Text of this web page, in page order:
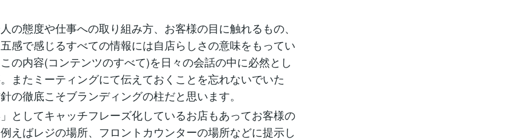
の態度や仕事への取り組み方、お客様の目に触れるもの、
感で感じるすべての情報には自店らしさの意味をもってい
の内容(コンテンツのすべて)を日々の会話の中に必然とし
またミーティングにて伝えておくことを忘れないでいた
の徹底こそブランディングの柱だと思います。
としてキャッチフレーズ化しているお店もあってお客様の
えばレジの場所、フロントカウンターの場所などに提示し